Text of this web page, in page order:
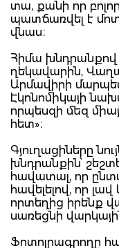
տա, քանի որ
պատճառվել է
վնաս։
Հիմա խնդրանքով
ղեկավարին,
Արմավիրի
Էկոնոմիկայի
որպեսզի մեզ
հետ»։
Գյուղացիները
խնդրանքին՝
հավատալ, որ
հավելելով, որ
որտեղից իրենք
սառեցնի
Ֆոտոլրագրողը